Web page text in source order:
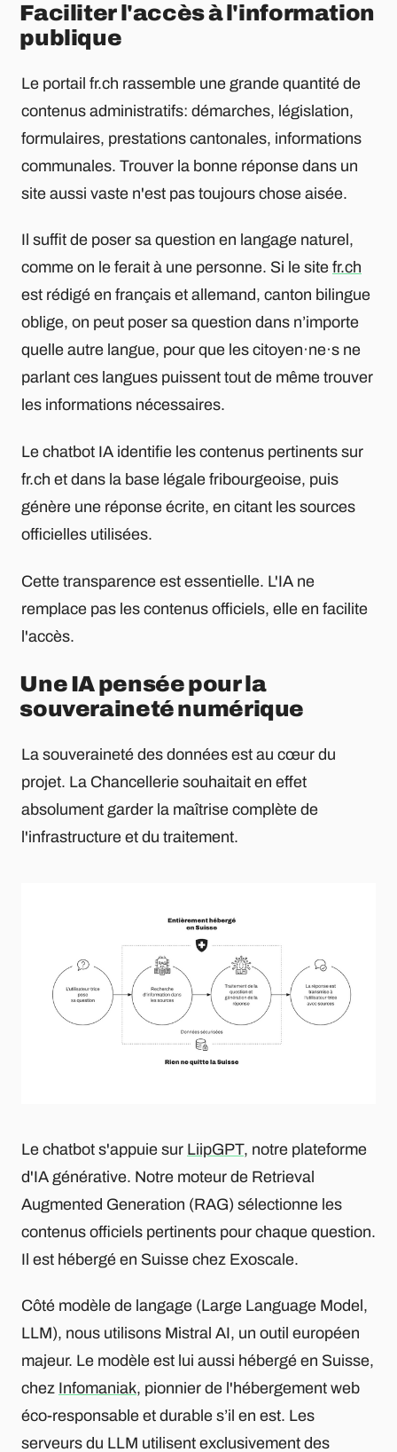
Faciliter l'accès à l'information
publique
Le portail fr.ch rassemble une grande quantité de
contenus administratifs: démarches, législation,
formulaires, prestations cantonales, informations
communales. Trouver la bonne réponse dans un
site aussi vaste n'est pas toujours chose aisée.
Il suffit de poser sa question en langage naturel,
comme on le ferait à une personne. Si le site fr.ch
est rédigé en français et allemand, canton bilingue
oblige, on peut poser sa question dans n’importe
quelle autre langue, pour que les citoyen·ne·s ne
parlant ces langues puissent tout de même trouver
les informations nécessaires.
Le chatbot IA identifie les contenus pertinents sur
fr.ch et dans la base légale fribourgeoise, puis
génère une réponse écrite, en citant les sources
officielles utilisées.
Cette transparence est essentielle. L'IA ne
remplace pas les contenus officiels, elle en facilite
l'accès.
Une IA pensée pour la
souveraineté numérique
La souveraineté des données est au cœur du
projet. La Chancellerie souhaitait en effet
absolument garder la maîtrise complète de
l'infrastructure et du traitement.
Le chatbot s'appuie sur LiipGPT, notre plateforme
d'IA générative. Notre moteur de Retrieval
Augmented Generation (RAG) sélectionne les
contenus officiels pertinents pour chaque question.
Il est hébergé en Suisse chez Exoscale.
Côté modèle de langage (Large Language Model,
LLM), nous utilisons Mistral AI, un outil européen
majeur. Le modèle est lui aussi hébergé en Suisse,
chez Infomaniak, pionnier de l'hébergement web
éco-responsable et durable s’il en est. Les
serveurs du LLM utilisent exclusivement des